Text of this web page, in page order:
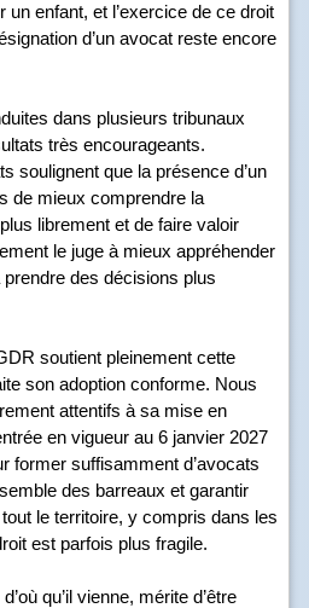
un enfant, et l’exercice de ce droit
d’un avocat reste encore
dans plusieurs tribunaux
très encourageants.
soulignent que la présence d’un
de mieux comprendre la
librement et de faire valoir
le juge à mieux appréhender
prendre des décisions plus
soutient pleinement cette
son adoption conforme. Nous
attentifs à sa mise en
en vigueur au 6 janvier 2027
former suffisamment d’avocats
des barreaux et garantir
le territoire, y compris dans les
est parfois plus fragile.
qu’il vienne, mérite d’être